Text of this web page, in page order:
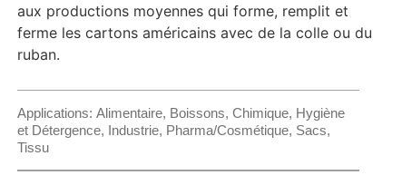
aux productions moyennes qui forme, remplit et
ferme les cartons américains avec de la colle ou du
ruban.
Applications:Alimentaire, Boissons,Chimique, Hygiène
et Détergence, Industrie, Pharma/Cosmétique, Sacs,
Tissu